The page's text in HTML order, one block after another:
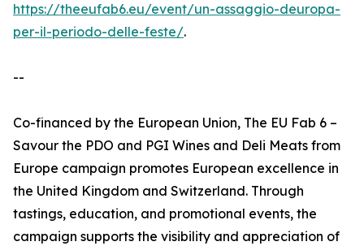
https://theeufab6.eu/event/un-assaggio-deuropa-
per-il-periodo-delle-feste/.
--
Co-financed by the European Union, The EU Fab 6 –
Savour the PDO and PGI Wines and Deli Meats from
Europe campaign promotes European excellence in
the United Kingdom and Switzerland. Through
tastings, education, and promotional events, the
campaign supports the visibility and appreciation of